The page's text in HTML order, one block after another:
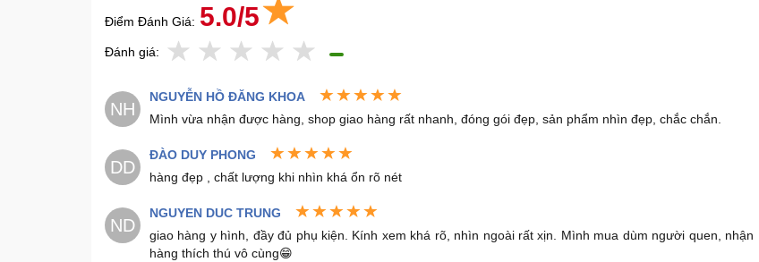
Điểm Đánh Giá: 5.0/5
Đánh giá:
NH
NGUYỄN HỒ ĐĂNG KHOA
Mình vừa nhận được hàng, shop giao hàng rất nhanh, đóng gói đẹp, sản phẩm nhìn đẹp, chắc chắn.
DD
ĐÀO DUY PHONG
hàng đẹp , chất lượng khi nhìn khá ổn rõ nét
ND
NGUYEN DUC TRUNG
giao hàng y hình, đầy đủ phụ kiện. Kính xem khá rõ, nhìn ngoài rất xịn. Mình mua dùm người quen, nhận
hàng thích thú vô cùng😁